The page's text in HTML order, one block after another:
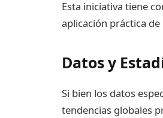
Esta iniciativa tiene
aplicación práctica
Datos y
Si bien los datos
tendencias globales